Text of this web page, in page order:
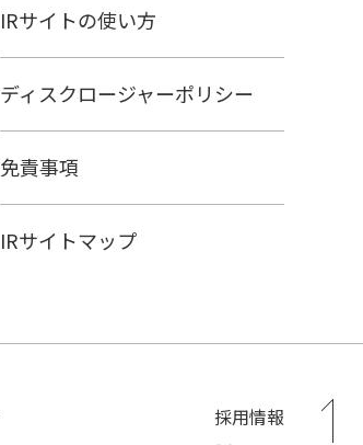
IRサイトの使い方
ディスクロージャーポリシー
免責事項
IRサイトマップ
採用情報